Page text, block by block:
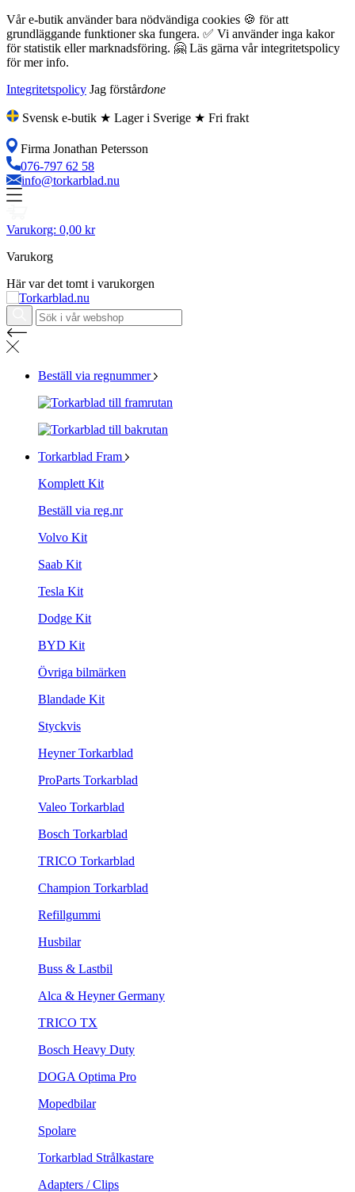
Vår e-butik använder bara nödvändiga cookies 🍪 för att
grundläggande funktioner ska fungera. ✅ Vi använder inga kakor
för statistik eller marknadsföring. 🤗 Läs gärna vår integritetspolicy
för mer info.
Integritetspolicy Jag förstårdone
Svensk e-butik ★ Lager i Sverige ★ Fri frakt
Firma Jonathan Petersson
076-797 62 58
info@torkarblad.nu
Varukorg: 0,00 kr
Varukorg
Här var det tomt i varukorgen
Beställ via regnummer
Torkarblad Fram
Komplett Kit
Beställ via reg.nr
Volvo Kit
Saab Kit
Tesla Kit
Dodge Kit
BYD Kit
Övriga bilmärken
Blandade Kit
Styckvis
Heyner Torkarblad
ProParts Torkarblad
Valeo Torkarblad
Bosch Torkarblad
TRICO Torkarblad
Champion Torkarblad
Refillgummi
Husbilar
Buss & Lastbil
Alca & Heyner Germany
TRICO TX
Bosch Heavy Duty
DOGA Optima Pro
Mopedbilar
Spolare
Torkarblad Strålkastare
Adapters / Clips